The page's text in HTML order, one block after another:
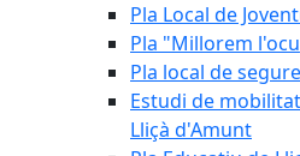
Pla Local de
Pla "Millorem
Pla local de
Estudi de
Lliçà d'Amunt